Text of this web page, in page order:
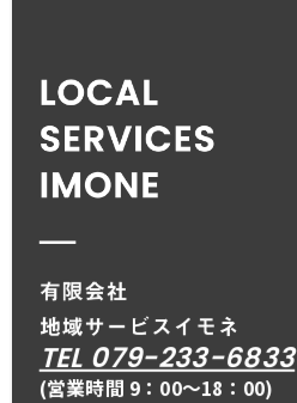
TEL 079-233-6833
(営業時間 9：00〜18：00)